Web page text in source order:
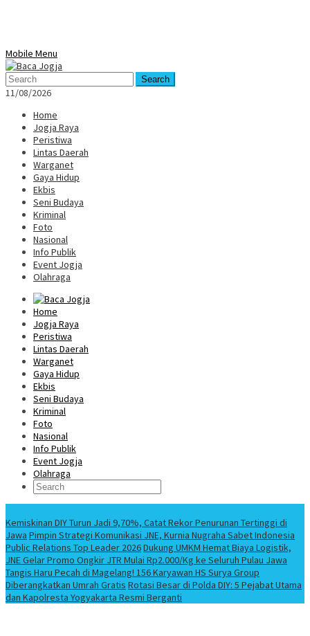
Mobile Menu
Search
11/08/2026
Home
Jogja Raya
Peristiwa
Lintas Daerah
Warganet
Gaya Hidup
Ekbis
Seni Budaya
Kriminal
Foto
Nasional
Info Publik
Event Jogja
Olahraga
Home
Jogja Raya
Peristiwa
Lintas Daerah
Warganet
Gaya Hidup
Ekbis
Seni Budaya
Kriminal
Foto
Nasional
Info Publik
Event Jogja
Olahraga
Kemiskinan DIY Turun Jadi 9,70%, Catat Rekor Penurunan Tertinggi di
Jawa Pimpin Strategi Komunikasi JNE, Kurnia Nugraha Sabet Indonesia
Public Relations Top Leader 2026Dukung UMKM Hemat Biaya Logistik,
JNE Gelar Promo Ongkir JTR Mulai Rp2.000/Kg ke Seluruh Pulau Jawa
Tangis Haru Pecah di Magelang! 156 Karyawan HS Surya Group
Diberangkatkan Umrah Gratis Rotasi Besar di Polda DIY: 5 Pejabat Utama
dan Kapolresta Yogyakarta Resmi Berganti